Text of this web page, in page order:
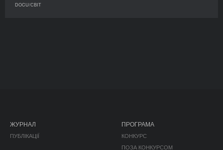
DOCU/СВІТ
ЖУРНАЛ
ПУБЛІКАЦІЇ
ПРОГРАМА
КОНКУРС
ПОЗА КОНКУРСОМ